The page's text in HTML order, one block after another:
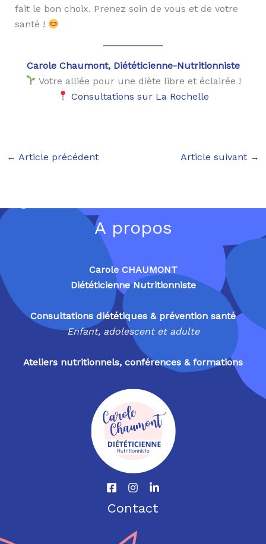
fait le bon choix. Prenez soin de vous et de votre
santé !
Carole Chaumont, Diététicienne-Nutritionniste
Votre alliée pour une diète libre et éclairée !
Consultations sur La Rochelle
← Article précédent Article suivant →
A propos
Carole CHAUMONT
Diététicienne Nutritionniste
Consultations diététiques & prévention santé
Enfant, adolescent et adulte
Ateliers nutritionnels, conférences & formations
Contact